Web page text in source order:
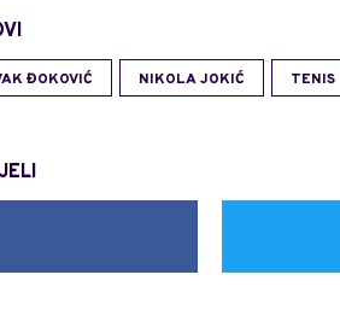
ĐOKOVIĆ NIKOLA JOKIĆ TENIS